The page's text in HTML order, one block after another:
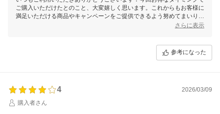
ご購入いただけたとのこと、大変嬉しく思います。これからもお客様に
満足いただける商品やキャンペーンをご提供できるよう努めてまいりま
さらに表示
参考になった
4
2026/03/09
購入者さん